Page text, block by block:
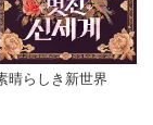
晴らしき新世界